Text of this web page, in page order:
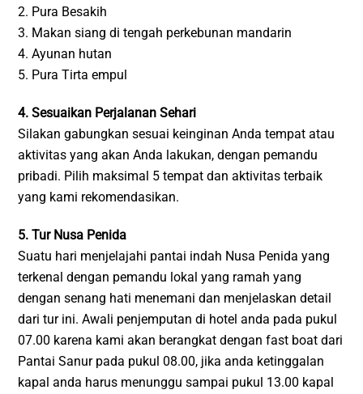
2. Pura Besakih
3. Makan siang di tengah perkebunan mandarin
4. Ayunan hutan
5. Pura Tirta empul
4. Sesuaikan Perjalanan Sehari
Silakan gabungkan sesuai keinginan Anda tempat atau
aktivitas yang akan Anda lakukan, dengan pemandu
pribadi. Pilih maksimal 5 tempat dan aktivitas terbaik
yang kami rekomendasikan.
5. Tur Nusa Penida
Suatu hari menjelajahi pantai indah Nusa Penida yang
terkenal dengan pemandu lokal yang ramah yang
dengan senang hati menemani dan menjelaskan detail
dari tur ini. Awali penjemputan di hotel anda pada pukul
07.00 karena kami akan berangkat dengan fast boat dari
Pantai Sanur pada pukul 08.00, jika anda ketinggalan
kapal anda harus menunggu sampai pukul 13.00 kapal